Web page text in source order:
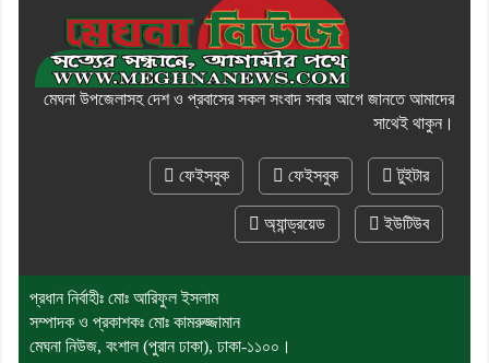
মেঘনা উপজেলাসহ দেশ ও প্রবাসের সকল সংবাদ সবার আগে জানতে আমাদের
সাথেই থাকুন।
ফেইসবুক ফেইসবুক টুইটার
অ্যান্ড্রয়েড ইউটিউব
প্রধান নির্বাহীঃ মোঃ আরিফুল ইসলাম
সম্পাদক ও প্রকাশকঃ মোঃ কামরুজ্জামান
মেঘনা নিউজ, বংশাল (পুরান ঢাকা), ঢাকা-১১০০।